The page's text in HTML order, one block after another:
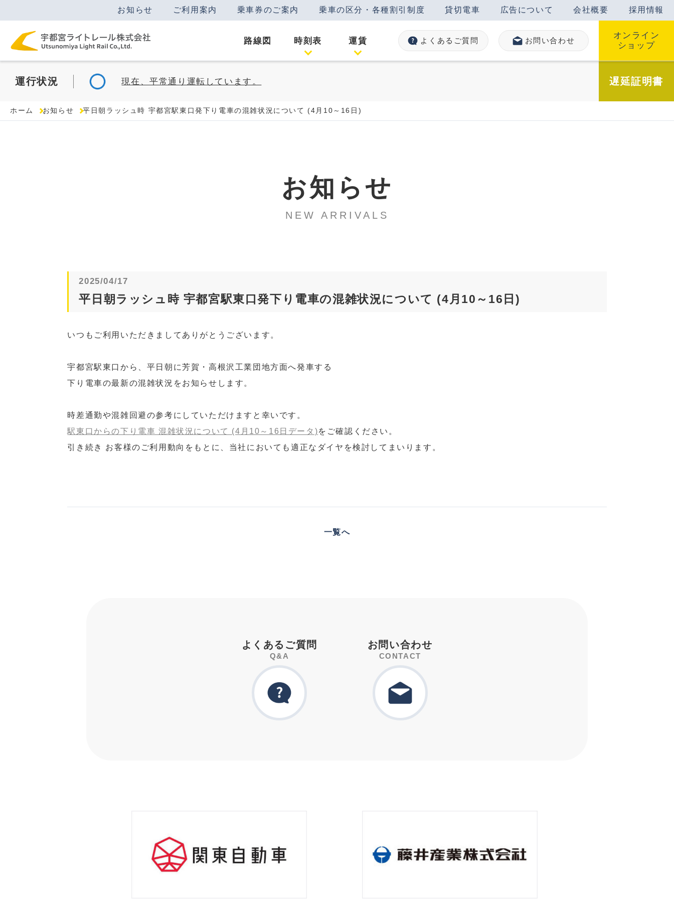
お知らせ ご利用案内 乗車券のご案内 乗車の区分・各種割引制度 貸切電車 広告について 会社概要 採用情報
路線図 時刻表 運賃 よくあるご質問 お問い合わせ
オンライン
ショップ
運行状況 現在、平常通り運転しています。 遅延証明書
ホーム お知らせ 平日朝ラッシュ時 宇都宮駅東口発下り電車の混雑状況について (4月10～16日)
お知らせ
NEW ARRIVALS
2025/04/17
平日朝ラッシュ時 宇都宮駅東口発下り電車の混雑状況について (4月10～16日)
いつもご利用いただきましてありがとうございます。
宇都宮駅東口から、平日朝に芳賀・高根沢工業団地方面へ発車する
下り電車の最新の混雑状況をお知らせします。
時差通勤や混雑回避の参考にしていただけますと幸いです。
駅東口からの下り電車 混雑状況について (4月10～16日データ)をご確認ください。
引き続き お客様のご利用動向をもとに、当社においても適正なダイヤを検討してまいります。
一覧へ
よくあるご質問
Q&A
お問い合わせ
CONTACT